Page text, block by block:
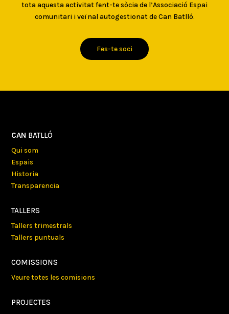
tota aquesta activitat fent-te sòcia de l’Associació Espai
comunitari i veïnal autogestionat de Can Batlló.
Fes-te soci
CAN BATLLÓ
Qui som
Espais
Historia
Transparencia
TALLERS
Tallers trimestrals
Tallers puntuals
COMISSIONS
Veure totes les comisions
PROJECTES